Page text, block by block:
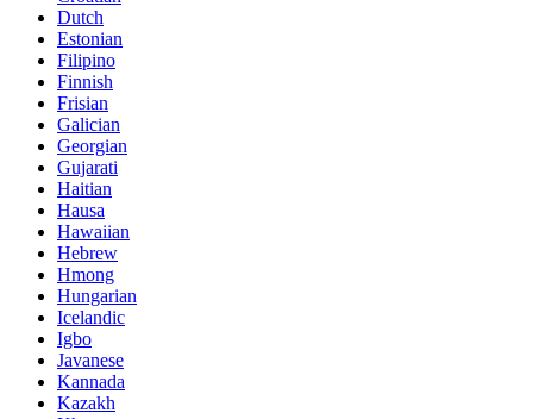
Dutch
Estonian
Filipino
Finnish
Frisian
Galician
Georgian
Gujarati
Haitian
Hausa
Hawaiian
Hebrew
Hmong
Hungarian
Icelandic
Igbo
Javanese
Kannada
Kazakh